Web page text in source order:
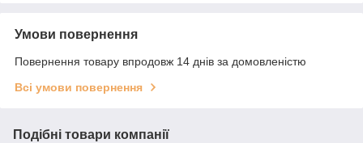
Умови повернення
Повернення товару впродовж 14 днів за домовленістю
Всі умови повернення
Подібні товари компанії